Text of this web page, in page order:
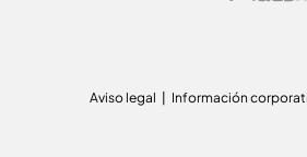
Aviso legal Información